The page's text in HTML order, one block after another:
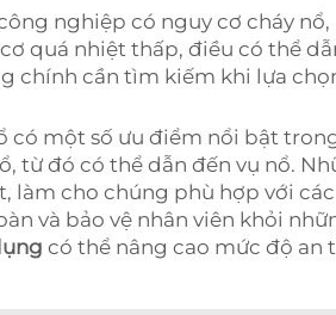
nghiệp có nguy cơ cháy
quá nhiệt thấp, điều có thể
chính cần tìm kiếm khi lựa
có một số ưu điểm nổi bật
từ đó có thể dẫn đến vụ nổ.
làm cho chúng phù hợp với
và bảo vệ nhân viên khỏi
có thể nâng cao mức độ an